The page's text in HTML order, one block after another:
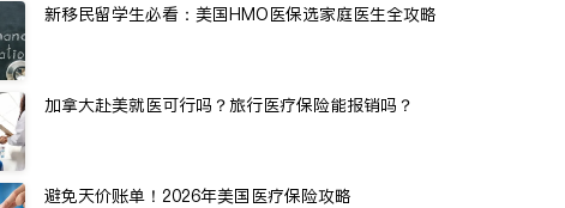
新移民留学生必看：美国HMO医保选家庭医生全攻略
加拿大赴美就医可行吗？旅行医疗保险能报销吗？
避免天价账单！2026年美国医疗保险攻略